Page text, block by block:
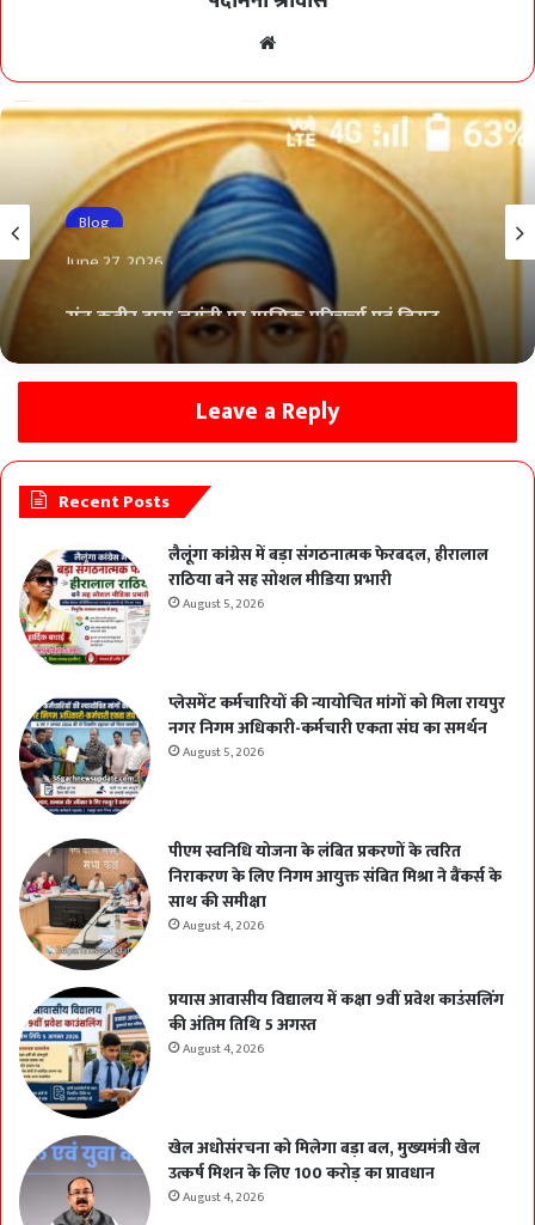
Blog
June 27, 2026
संत कबीर दास जयंती पर मासिक परिचर्चा एवं विराट
कवि गोष्ठी का आयोजन आज
Leave a Reply
Recent Posts
लैलूंगा कांग्रेस में बड़ा संगठनात्मक फेरबदल, हीरालाल
राठिया बने सह सोशल मीडिया प्रभारी
August 5, 2026
प्लेसमेंट कर्मचारियों की न्यायोचित मांगों को मिला रायपुर
नगर निगम अधिकारी-कर्मचारी एकता संघ का समर्थन
August 5, 2026
पीएम स्वनिधि योजना के लंबित प्रकरणों के त्वरित
निराकरण के लिए निगम आयुक्त संबित मिश्रा ने बैंकर्स के
साथ की समीक्षा
August 4, 2026
प्रयास आवासीय विद्यालय में कक्षा 9वीं प्रवेश काउंसलिंग
की अंतिम तिथि 5 अगस्त
August 4, 2026
खेल अधोसंरचना को मिलेगा बड़ा बल, मुख्यमंत्री खेल
उत्कर्ष मिशन के लिए 100 करोड़ का प्रावधान
August 4, 2026